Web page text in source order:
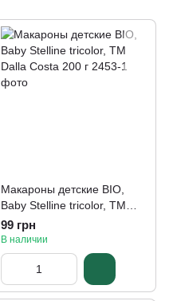
Макароны детские BIO,
Baby Stelline tricolor, ТМ
Dalla Costa 200 г
99 грн
В наличии